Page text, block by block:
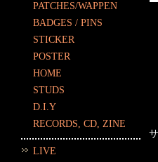
PATCHES/WAPPEN
BADGES / PINS
STICKER
POSTER
HOME
STUDS
D.I.Y
RECORDS, CD, ZINE
LIVE